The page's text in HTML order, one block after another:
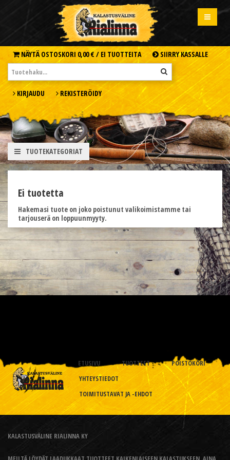
NÄYTÄ OSTOSKORI 0,00 € / EI TUOTTEITA SIIRRY KASSALLE
KIRJAUDU REKISTERÖIDY
TUOTEKATEGORIAT
Ei tuotetta
Hakemasi tuote on joko poistunut valikoimistamme tai
tarjouserä on loppuunmyyty.
ETUSIVU TUOTTEET
POISTOKORI
YHTEYSTIEDOT
TOIMITUSTAVAT JA -EHDOT
KALASTUSVÄLINE RIALINNA KY